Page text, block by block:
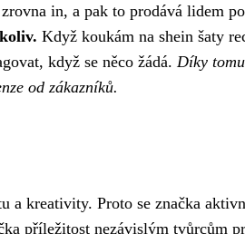
in, a pak to prodává lidem
Když koukám na shein šaty
když se něco žádá. Díky
od zákazníků.
kreativity. Proto se značka
příležitost nezávislým tvůrcům